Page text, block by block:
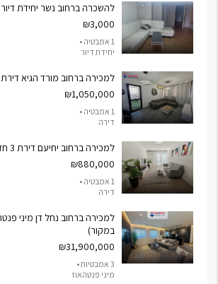
להשכרה ברחוב נשר יחידת דיור 2 חדרים
₪3,000
1 אמבטיה •
יחידת דיור
למכירה ברחוב מורד הגיא דירת 3.5 חדרים
₪1,050,000
1 אמבטיה •
דירה
למכירה ברחוב יחיעם דירת 3 חדרים
₪880,000
1 אמבטיה •
דירה
במקור)
₪31,900,000
3 אמבטיות •
מיני פנטהאוז